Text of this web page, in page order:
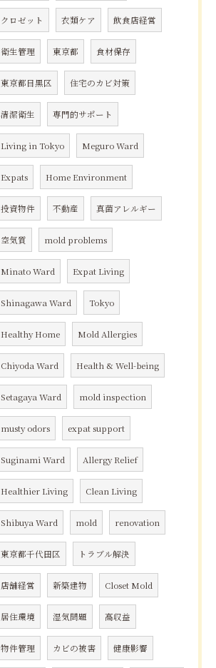
クロゼット 衣類ケア 飲食店経営
衛生管理 東京都 食材保存
東京都目黒区 住宅のカビ対策
清潔衛生 専門的サポート
Living in Tokyo Meguro Ward
Expats Home Environment
投資物件 不動産 真菌アレルギー
空気質 mold problems
Minato Ward Expat Living
Shinagawa Ward Tokyo
Healthy Home Mold Allergies
Chiyoda Ward Health & Well-being
Setagaya Ward mold inspection
musty odors expat support
Suginami Ward Allergy Relief
Healthier Living Clean Living
Shibuya Ward mold renovation
東京都千代田区 トラブル解決
店舗経営 新築建物 Closet Mold
居住環境 湿気問題 高収益
物件管理 カビの被害 健康影響